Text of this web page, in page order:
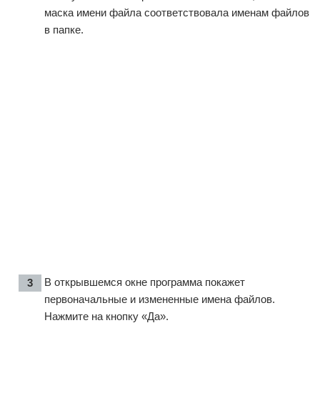
маска имени файла соответствовала именам файлов
в папке.
В открывшемся окне программа покажет
первоначальные и измененные имена файлов.
Нажмите на кнопку «Да».